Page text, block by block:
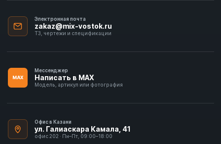
Электронная почта
zakaz@mix-vostok.ru
ТЗ, чертежи и спецификации
MAX
Мессенджер
Написать в MAX
Модель, артикул или фотография
Офис в Казани
ул. Галиаскара Камала, 41
офис 202 · Пн–Пт, 09:00–18:00